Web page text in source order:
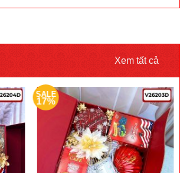
Xem tất cả
SALE
17%